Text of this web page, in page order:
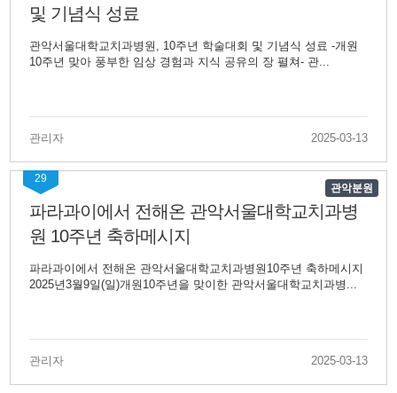
및 기념식 성료
관악서울대학교치과병원, 10주년 학술대회 및 기념식 성료 -개원
10주년 맞아 풍부한 임상 경험과 지식 공유의 장 펼쳐- 관...
관리자 2025-03-13
29
관악분원
파라과이에서 전해온 관악서울대학교치과병
원 10주년 축하메시지
파라과이에서 전해온 관악서울대학교치과병원10주년 축하메시지
2025년3월9일(일)개원10주년을 맞이한 관악서울대학교치과병...
관리자 2025-03-13